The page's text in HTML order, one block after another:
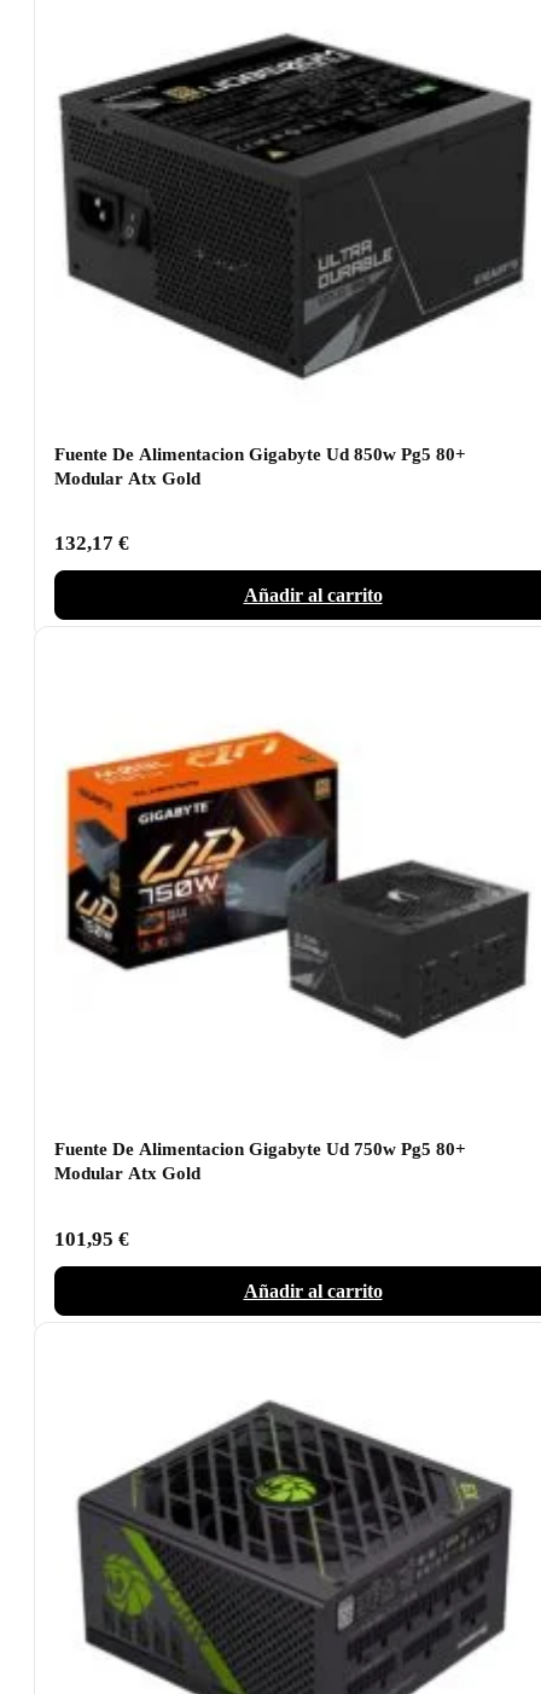
Fuente De Alimentacion Gigabyte Ud 850w Pg5 80+
Modular Atx Gold
132,17 €
Añadir al carrito
Fuente De Alimentacion Gigabyte Ud 750w Pg5 80+
Modular Atx Gold
101,95 €
Añadir al carrito